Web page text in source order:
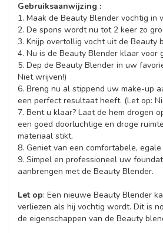
Gebruiksaanwijzing :
1. Maak de Beauty Blender vochtig in
2. De spons wordt nu tot 2 keer zo
3. Knijp overtollig vocht uit de Beauty
4. Nu is de Beauty Blender klaar voor
5. Dep de Beauty Blender in uw
Niet wrijven!)
6. Breng nu al stippend uw make-up
een perfect resultaat heeft. (Let op:
7. Bent u klaar? Laat de hem drogen
een goed doorluchtige en droge
materiaal stikt.
8. Geniet van een comfortabele,
9. Simpel en professioneel uw
aanbrengen met de Beauty Blender.
Let op: Een nieuwe Beauty Blender
verliezen als hij vochtig wordt. Dit is
de eigenschappen van de Beauty